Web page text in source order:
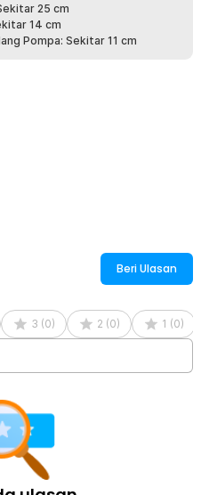
anti slip yang membantu
aktivitas olahraga mulai
hingga latihan otot harian.
fleksibilitas, keseimbangan, dan
olahraga ringan di rumah.
olahraga praktis untuk pria
Gym ball tidak mudah
digunakan untuk workout
juga nyaman digunakan
stretching setiap hari. Material
lama untuk penggunaan
25 cm
14 cm
Pompa: Sekitar 11 cm
Beri Ulasan
3 (0) 2 (0) 1 (0)